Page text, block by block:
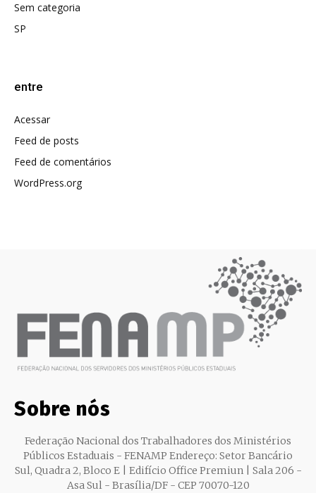
Sem categoria
SP
entre
Acessar
Feed de posts
Feed de comentários
WordPress.org
Sobre nós
Federação Nacional dos Trabalhadores dos Ministérios
Públicos Estaduais - FENAMP Endereço: Setor Bancário
Sul, Quadra 2, Bloco E | Edifício Office Premiun | Sala 206 -
Asa Sul - Brasília/DF - CEP 70070-120